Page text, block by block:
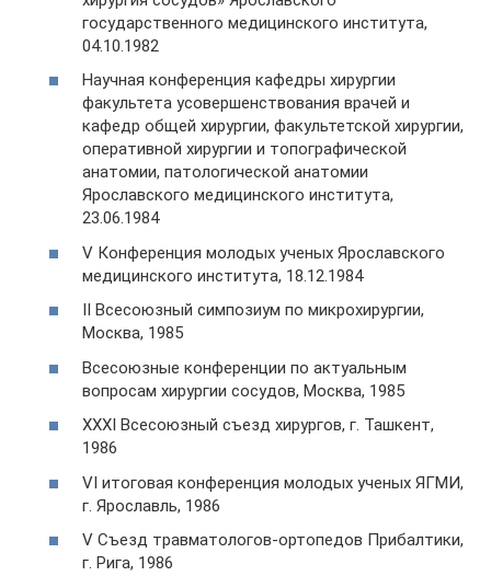
государственного медицинского института,
04.10.1982
Научная конференция кафедры хирургии
факультета усовершенствования врачей и
кафедр общей хирургии, факультетской хирургии,
оперативной хирургии и топографической
анатомии, патологической анатомии
Ярославского медицинского института,
23.06.1984
V Конференция молодых ученых Ярославского
медицинского института, 18.12.1984
II Всесоюзный симпозиум по микрохирургии,
Москва, 1985
Всесоюзные конференции по актуальным
вопросам хирургии сосудов, Москва, 1985
XXXI Всесоюзный съезд хирургов, г. Ташкент,
1986
VI итоговая конференция молодых ученых ЯГМИ,
г. Ярославль, 1986
V Съезд травматологов-ортопедов Прибалтики,
г. Рига, 1986